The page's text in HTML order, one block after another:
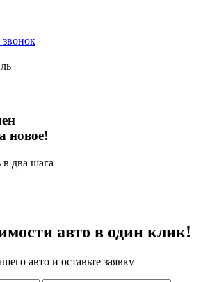
звонок
новое!
в два шага
авто в один клик!
авто и оставьте заявку